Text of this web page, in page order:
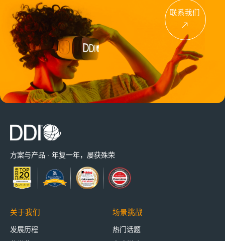
联系我们
方案与产品 · 年复一年，屡获殊荣
关于我们
发展历程
场景挑战
热门话题